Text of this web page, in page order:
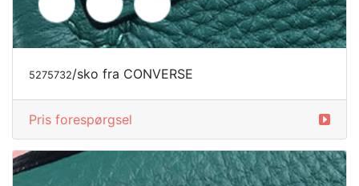
5348520/tasker fra CONVERSE
Pris forespørgsel